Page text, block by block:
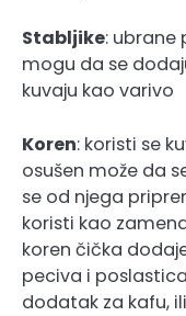
Stabljike: ubrane
mogu da se
kuvaju kao varivo
Koren: koristi se
osušen može da
se od njega
koristi kao
koren čička
peciva i
dodatak za kafu,